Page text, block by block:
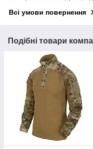
Всі умови повернення
Подібні товари